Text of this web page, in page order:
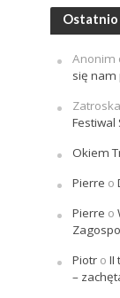
Ostatnio
Anonim
się nam
Festiwal
Okiem
Pierre o
Pierre o
Piotro II
–